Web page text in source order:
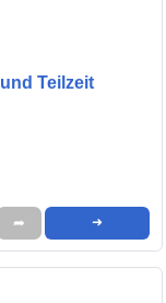
Teilzeit
➦ ➜